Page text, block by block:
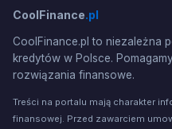
CoolFinance.pl
CoolFinance.pl to niezależna
kredytów w Polsce.
rozwiązania finansowe.
Treści na portalu mają charakter
finansowej. Przed zawarciem